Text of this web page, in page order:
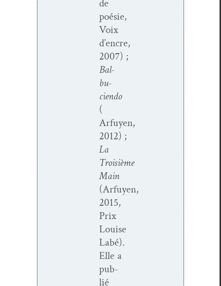
de
poésie,
Voix
d’encre,
2007) ;
Bal­
bu­
cien­do
(
Arfuyen,
2012) ;
La
Troisième
Main
(Arfuyen,
2015,
Prix
Louise
Labé).
Elle a
pub­
lié